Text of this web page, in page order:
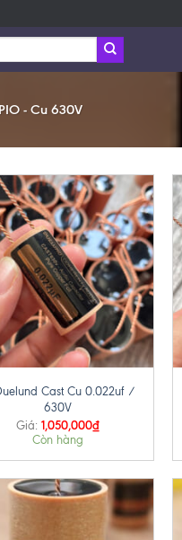
- Cu 630V
Cast Cu 0.022uf /
630V
Giá: 1,050,000₫
Còn hàng